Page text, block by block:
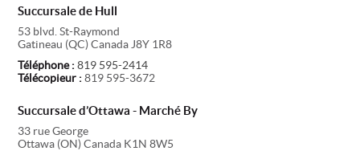
Succursale de Hull
53 blvd. St-Raymond
Gatineau (QC)Canada J8Y 1R8
Téléphone : 819 595-2414
Télécopieur : 819 595-3672
Succursale d’Ottawa - Marché By
33 rue George
Ottawa (ON)Canada K1N 8W5